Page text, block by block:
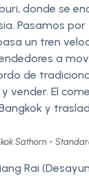
donde se
Pasamos
un tren
a
de
vender. El
y
Sathorn -
Rai